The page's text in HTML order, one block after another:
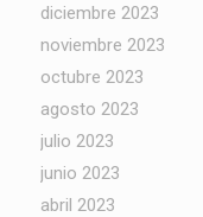
diciembre 2023
noviembre 2023
octubre 2023
agosto 2023
julio 2023
junio 2023
abril 2023